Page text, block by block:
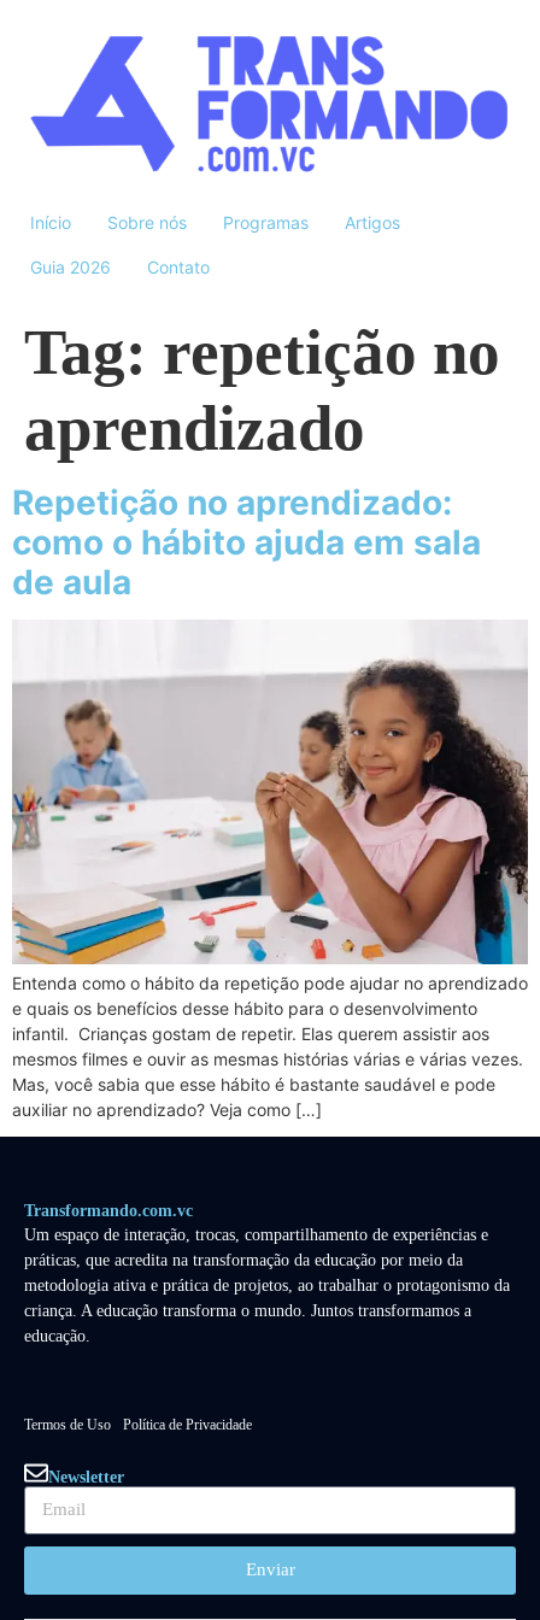
Início Sobre nós Programas Artigos
Guia 2026 Contato
Tag: repetição no
aprendizado
Repetição no aprendizado:
como o hábito ajuda em sala
de aula
Entenda como o hábito da repetição pode ajudar no aprendizado
e quais os benefícios desse hábito para o desenvolvimento
infantil. Crianças gostam de repetir. Elas querem assistir aos
mesmos filmes e ouvir as mesmas histórias várias e várias vezes.
Mas, você sabia que esse hábito é bastante saudável e pode
auxiliar no aprendizado? Veja como […]
Transformando.com.vc
Um espaço de interação, trocas, compartilhamento de experiências e
práticas, que acredita na transformação da educação por meio da
metodologia ativa e prática de projetos, ao trabalhar o protagonismo da
criança. A educação transforma o mundo. Juntos transformamos a
educação.
Termos de Uso Política de Privacidade
Newsletter
Enviar